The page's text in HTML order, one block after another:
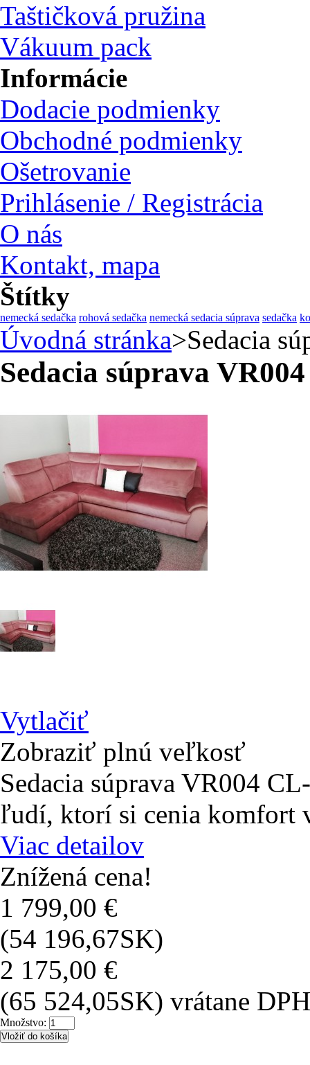
Taštičková pružina
Vákuum pack
Informácie
Dodacie podmienky
Obchodné podmienky
Ošetrovanie
Prihlásenie / Registrácia
O nás
Kontakt, mapa
Štítky
nemecká sedačka rohová sedačka nemecká sedacia súprava sedačka
Úvodná stránka>Sedacia
Sedacia súprava
Vytlačiť
Zobraziť plnú veľkosť
Sedacia súprava VR004
ľudí, ktorí si cenia komfort
Viac detailov
Znížená cena!
1 799,00 €
(54 196,67SK)
2 175,00 €
(65 524,05SK) vrátane DPH
Množstvo: